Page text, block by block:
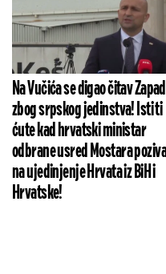
Na Vučića se digao čitav Zapad
zbog srpskog jedinstva! Isti ti
ćute kad hrvatski ministar
odbrane usred Mostara
na ujedinjenje Hrvata iz BiH i
Hrvatske!